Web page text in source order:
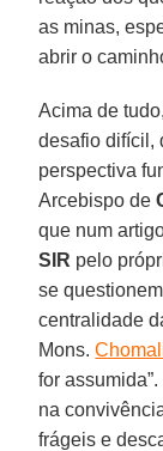
as minas,
abrir o
Acima de
desafio difícil,
perspectiva
Arcebispo de
que num
SIR pelo
se
centralidade
Mons.
for
na
frágeis e